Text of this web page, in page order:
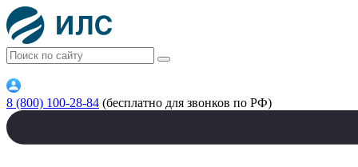
8 (800) 100-28-84 (бесплатно для звонков по РФ)